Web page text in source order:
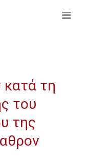
τη
του
της